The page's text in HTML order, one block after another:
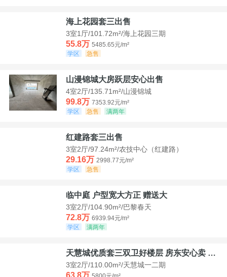
海上花园套三出售
3室1厅/101.72m²/海上花园三期
55.8万 5485.65元/m²
学区
急售
山漫锦城大房跃层安心出售
4室2厅/135.71m²/山漫锦城
99.8万 7353.92元/m²
学区
急售 满两年
红建路套三出售
3室2厅/97.24m²/农技中心（红建路）
29.16万 2998.77元/m²
学区
急售
临中庭 户型宽大方正 赠送大
3室2厅/104.90m²/巴黎春天
72.8万 6939.94元/m²
学区
满两年
天慧城优质套三双卫好楼层 房东安心卖 价格好谈
3室2厅/110.00m²/天慧城一二期
63.8万